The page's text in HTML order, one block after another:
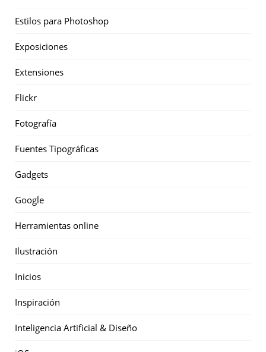
Estilos para Photoshop
Exposiciones
Extensiones
Flickr
Fotografía
Fuentes Tipográficas
Gadgets
Google
Herramientas online
Ilustración
Inicios
Inspiración
Inteligencia Artificial & Diseño